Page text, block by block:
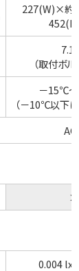
227(W)×約
（取付ボル
－15℃
（－10℃以下
×
0.004 lx（